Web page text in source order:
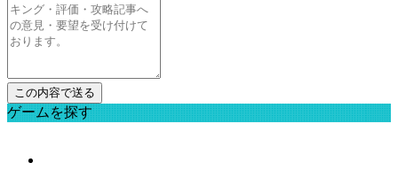
ゲームを探す